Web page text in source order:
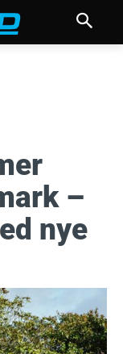
–
nye